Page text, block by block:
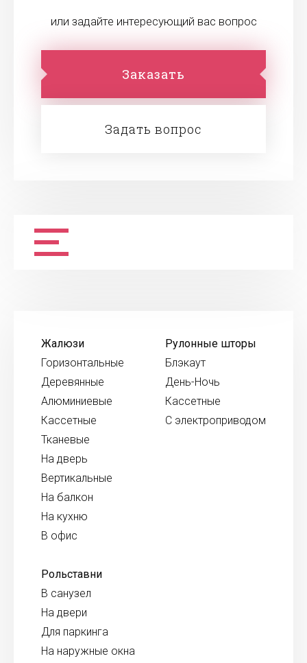
или задайте интересующий вас вопрос
Заказать
Задать вопрос
Жалюзи
Горизонтальные
Деревянные
Алюминиевые
Кассетные
Тканевые
На дверь
Вертикальные
На балкон
На кухню
В офис
Рулонные шторы
Блэкаут
День-Ночь
Кассетные
С электроприводом
Рольставни
В санузел
На двери
Для паркинга
На наружные окна